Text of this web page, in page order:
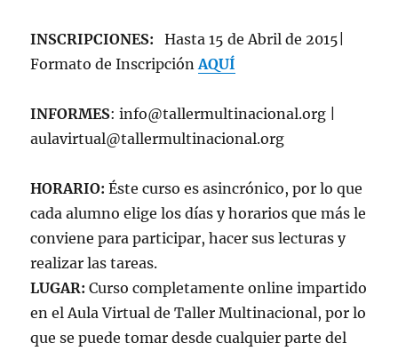
INSCRIPCIONES: Hasta 15 de Abril de 2015|
Formato de InscripciónAQUÍ
INFORMES: info@tallermultinacional.org |
aulavirtual@tallermultinacional.org
HORARIO: Éste curso es asincrónico, por lo que
cada alumno elige los días y horarios que más le
conviene para participar, hacer sus lecturas y
realizar las tareas.
LUGAR: Curso completamente online impartido
en el Aula Virtual de Taller Multinacional, por lo
que se puede tomar desde cualquier parte del